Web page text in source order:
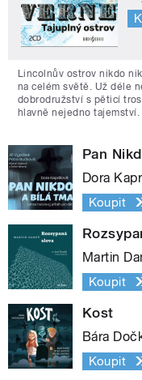
Lincolnův ostrov nikdo
na celém světě. Už déle
dobrodružství s pěticí
hlavně nejedno tajemství.
Pan
Dora
Koupit
Martin
Koupit
Kost
Bára
Koupit